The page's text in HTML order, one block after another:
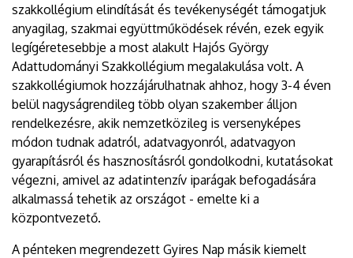
szakkollégium elindítását és tevékenységét támogatjuk
anyagilag, szakmai együttműködések révén, ezek egyik
legígéretesebbje a most alakult Hajós György
Adattudományi Szakkollégium megalakulása volt. A
szakkollégiumok hozzájárulhatnak ahhoz, hogy 3-4 éven
belül nagyságrendileg több olyan szakember álljon
rendelkezésre, akik nemzetközileg is versenyképes
módon tudnak adatról, adatvagyonról, adatvagyon
gyarapításról és hasznosításról gondolkodni, kutatásokat
végezni, amivel az adatintenzív iparágak befogadására
alkalmassá tehetik az országot - emelte ki a
központvezető.
A pénteken megrendezett Gyires Nap másik kiemelt